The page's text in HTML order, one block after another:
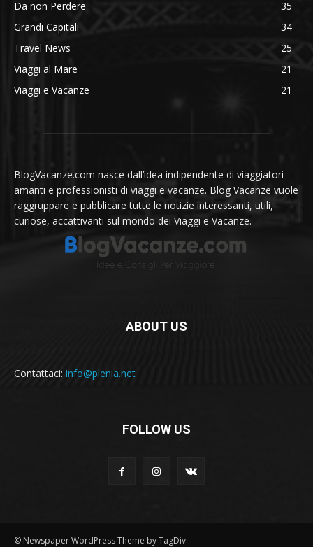
Da non Perdere
35
Grandi Capitali
34
Travel News
25
Viaggi al Mare
21
Viaggi e Vacanze
21
BlogVacanze.com nasce dall’idea indipendente di viaggiatori
amanti e professionisti di viaggi e vacanze. Blog Vacanze vuole
raggruppare e pubblicare tutte le notizie interessanti, utili,
curiose, accattivanti sul mondo dei Viaggi e Vacanze.
ABOUT US
Contattaci: info@plenia.net
FOLLOW US
© Newspaper WordPress Theme by TagDiv